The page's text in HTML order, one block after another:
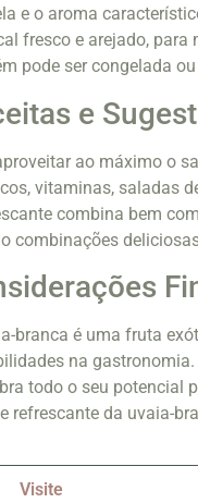
e o aroma
fresco e arejado,
pode ser congelada
e
ao máximo o
vitaminas, saladas
combina bem
combinações
branca é uma fruta
na
todo o seu potencial
refrescante da uvaia-
Visite